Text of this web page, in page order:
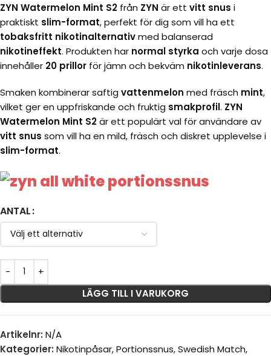
ZYN Watermelon Mint S2 från ZYN är ett vitt snus i
praktiskt slim-format, perfekt för dig som vill ha ett
tobaksfritt nikotinalternativmed balanserad
nikotineffekt. Produkten har normal styrka och varje dosa
innehåller 20 prillor för jämn och bekväm nikotinleverans.
Smaken kombinerar saftig vattenmelon med fräsch mint,
vilket ger en uppfriskande och fruktig smakprofil. ZYN
Watermelon Mint S2är ett populärt val för användare av
vitt snus som vill ha en mild, fräsch och diskret upplevelse i
slim-format.
ANTAL
LÄGG TILL I VARUKORG
Artikelnr: N/A
Kategorier: Nikotinpåsar,Portionssnus,Swedish Match,